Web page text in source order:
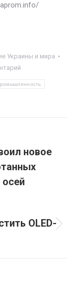
Украины и мира
новое
OLED-